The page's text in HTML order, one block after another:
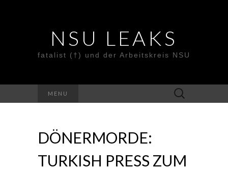
NSU LEAKS
fatalist (†) und der Arbeitskreis NSU
MENU
Suche
nach:
DÖNERMORDE:
TURKISH PRESS ZUM